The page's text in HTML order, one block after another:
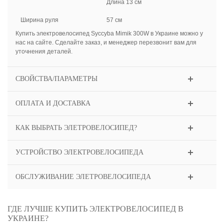
Длина 13 см
Ширина руля
57 см
Купить электровелосипед Syccyba Mimik 300W в Украине можно у
нас на сайте. Сделайте заказ, и менеджер перезвонит вам для
уточнения деталей.
СВОЙСТВА/ПАРАМЕТРЫ
ОПЛАТА И ДОСТАВКА
КАК ВЫБРАТЬ ЭЛЕТРОВЕЛОСИПЕД?
УСТРОЙСТВО ЭЛЕКТРОВЕЛОСИПЕДА
ОБСЛУЖИВАНИЕ ЭЛЕТРОВЕЛОСИПЕДА
ГДЕ ЛУЧШЕ КУПИТЬ ЭЛЕКТРОВЕЛОСИПЕД В
УКРАИНЕ?